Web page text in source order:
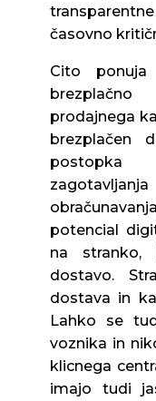
časovno
Cito ponuja
prodajnega
brezplačen
potencial
na stranko,
dostavo.
dostava in
Lahko se
voznika in
klicnega
imajo tudi